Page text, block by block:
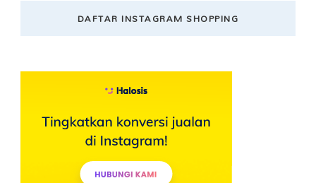
DAFTAR INSTAGRAM SHOPPING